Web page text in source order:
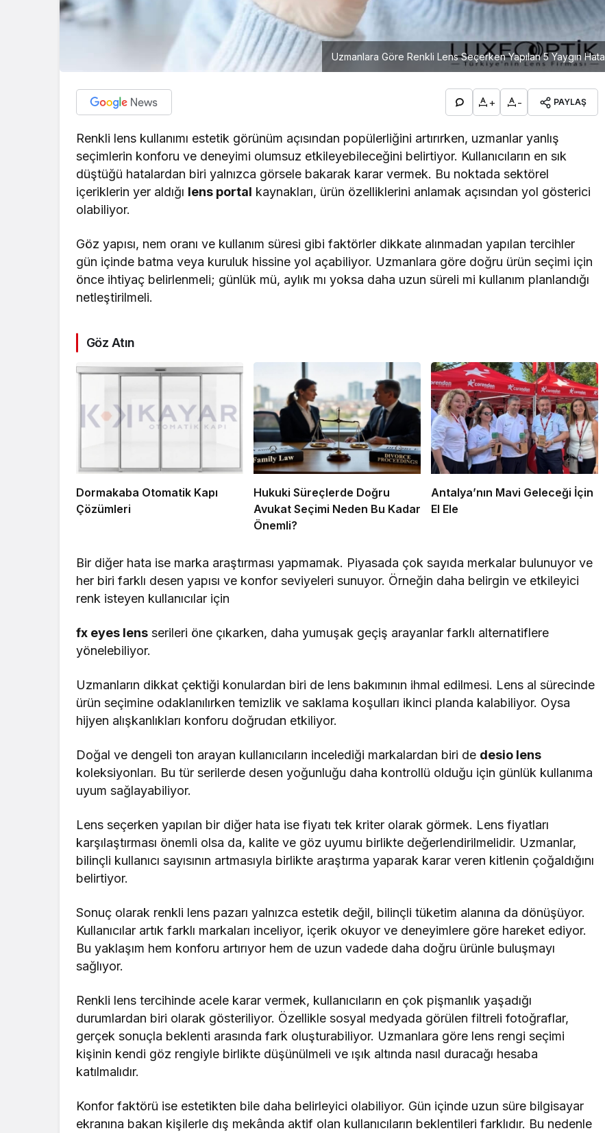
Uzmanlara Göre Renkli Lens Seçerken Yapılan 5 Yaygın Hata
+ - PAYLAŞ
Renkli lens kullanımı estetik görünüm açısından popülerliğini artırırken, uzmanlar yanlış
seçimlerin konforu ve deneyimi olumsuz etkileyebileceğini belirtiyor. Kullanıcıların en sık
düştüğü hatalardan biri yalnızca görsele bakarak karar vermek. Bu noktada sektörel
içeriklerin yer aldığı lens portal kaynakları, ürün özelliklerini anlamak açısından yol gösterici
olabiliyor.
Göz yapısı, nem oranı ve kullanım süresi gibi faktörler dikkate alınmadan yapılan tercihler
gün içinde batma veya kuruluk hissine yol açabiliyor. Uzmanlara göre doğru ürün seçimi için
önce ihtiyaç belirlenmeli; günlük mü, aylık mı yoksa daha uzun süreli mi kullanım planlandığı
netleştirilmeli.
Göz Atın
Dormakaba Otomatik Kapı
Çözümleri
Hukuki Süreçlerde Doğru
Avukat Seçimi Neden Bu Kadar
Önemli?
Antalya’nın Mavi Geleceği İçin
El Ele
Bir diğer hata ise marka araştırması yapmamak. Piyasada çok sayıda merkalar bulunuyor ve
her biri farklı desen yapısı ve konfor seviyeleri sunuyor. Örneğin daha belirgin ve etkileyici
renk isteyen kullanıcılar için
fx eyes lens serileri öne çıkarken, daha yumuşak geçiş arayanlar farklı alternatiflere
yönelebiliyor.
Uzmanların dikkat çektiği konulardan biri de lens bakımının ihmal edilmesi. Lens al sürecinde
ürün seçimine odaklanılırken temizlik ve saklama koşulları ikinci planda kalabiliyor. Oysa
hijyen alışkanlıkları konforu doğrudan etkiliyor.
Doğal ve dengeli ton arayan kullanıcıların incelediği markalardan biri de desio lens
koleksiyonları. Bu tür serilerde desen yoğunluğu daha kontrollü olduğu için günlük kullanıma
uyum sağlayabiliyor.
Lens seçerken yapılan bir diğer hata ise fiyatı tek kriter olarak görmek. Lens fiyatları
karşılaştırması önemli olsa da, kalite ve göz uyumu birlikte değerlendirilmelidir. Uzmanlar,
bilinçli kullanıcı sayısının artmasıyla birlikte araştırma yaparak karar veren kitlenin çoğaldığını
belirtiyor.
Sonuç olarak renkli lens pazarı yalnızca estetik değil, bilinçli tüketim alanına da dönüşüyor.
Kullanıcılar artık farklı markaları inceliyor, içerik okuyor ve deneyimlere göre hareket ediyor.
Bu yaklaşım hem konforu artırıyor hem de uzun vadede daha doğru ürünle buluşmayı
sağlıyor.
Renkli lens tercihinde acele karar vermek, kullanıcıların en çok pişmanlık yaşadığı
durumlardan biri olarak gösteriliyor. Özellikle sosyal medyada görülen filtreli fotoğraflar,
gerçek sonuçla beklenti arasında fark oluşturabiliyor. Uzmanlara göre lens rengi seçimi
kişinin kendi göz rengiyle birlikte düşünülmeli ve ışık altında nasıl duracağı hesaba
katılmalıdır.
Konfor faktörü ise estetikten bile daha belirleyici olabiliyor. Gün içinde uzun süre bilgisayar
ekranına bakan kişilerle dış mekânda aktif olan kullanıcıların beklentileri farklıdır. Bu nedenle